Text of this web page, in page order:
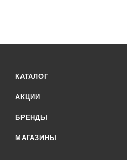
КАТАЛОГ
АКЦИИ
БРЕНДЫ
МАГАЗИНЫ